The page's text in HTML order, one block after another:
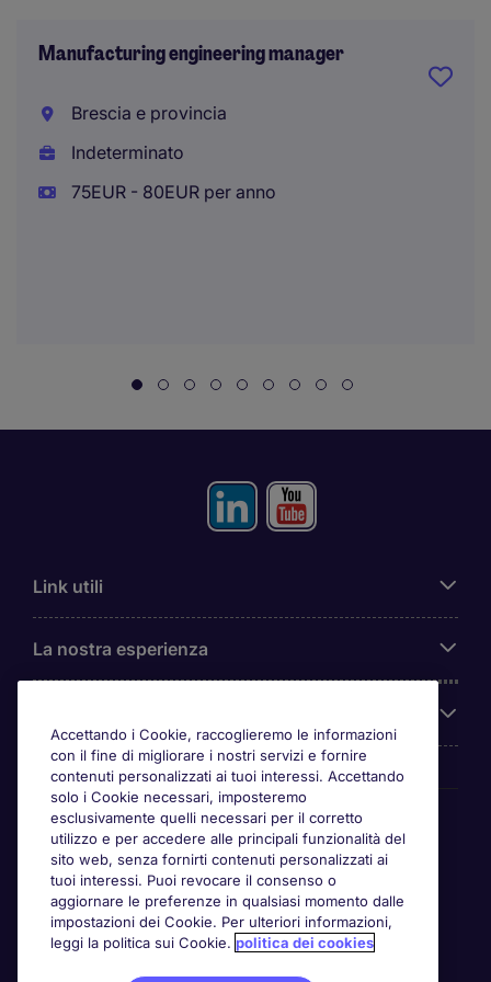
Manufacturing engineering manager
Brescia e provincia
Indeterminato
75EUR - 80EUR per anno
Link utili
La nostra esperienza
Awards
Accettando i Cookie, raccoglieremo le informazioni
con il fine di migliorare i nostri servizi e fornire
contenuti personalizzati ai tuoi interessi. Accettando
solo i Cookie necessari, imposteremo
esclusivamente quelli necessari per il corretto
utilizzo e per accedere alle principali funzionalità del
sito web, senza fornirti contenuti personalizzati ai
tuoi interessi. Puoi revocare il consenso o
aggiornare le preferenze in qualsiasi momento dalle
impostazioni dei Cookie. Per ulteriori informazioni,
leggi la politica sui Cookie. politica dei cookies